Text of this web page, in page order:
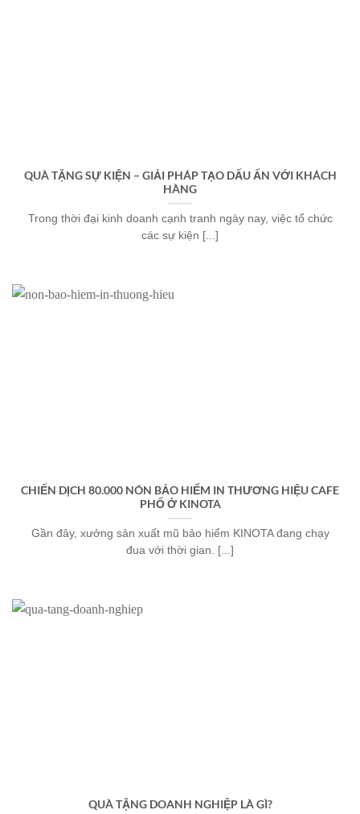
QUÀ TẶNG SỰ KIỆN – GIẢI PHÁP TẠO DẤU ẤN VỚI KHÁCH
HÀNG
Trong thời đại kinh doanh cạnh tranh ngày nay, việc tổ chức
các sự kiện [...]
CHIẾN DỊCH 80.000 NÓN BẢO HIỂM IN THƯƠNG HIỆU CAFE
PHỐ Ở KINOTA
Gần đây, xưởng sản xuất mũ bảo hiểm KINOTA đang chạy
đua với thời gian. [...]
QUÀ TẶNG DOANH NGHIỆP LÀ GÌ?